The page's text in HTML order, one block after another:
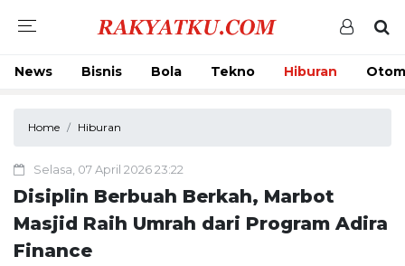
News Bisnis Bola Tekno Hiburan
Home Hiburan
Selasa, 07 April 2026 23:22
Disiplin Berbuah Berkah, Marbot
Masjid Raih Umrah dari Program Adira
Finance